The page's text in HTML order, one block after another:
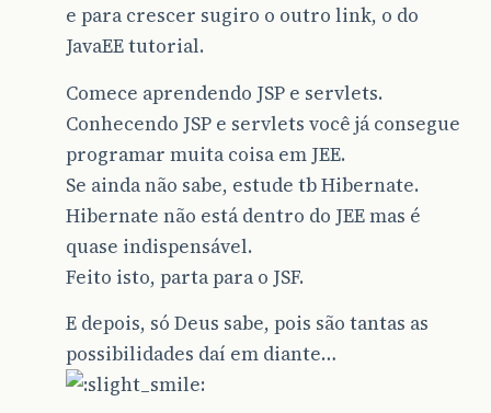
e para crescer sugiro o outro link, o do
JavaEE tutorial.
Comece aprendendo JSP e servlets.
Conhecendo JSP e servlets você já consegue
programar muita coisa em JEE.
Se ainda não sabe, estude tb Hibernate.
Hibernate não está dentro do JEE mas é
quase indispensável.
Feito isto, parta para o JSF.
E depois, só Deus sabe, pois são tantas as
possibilidades daí em diante…